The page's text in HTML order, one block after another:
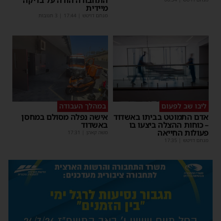
מיידית
מנחם דויטש |
17:44
ליבו שב לפעום
אדם התמוטט בביתו באשדוד
– כוחות ההצלה ביצעו בו
פעולות החייאה
מנחם דויטש |
17:35
במהלך העבודה
אישה נפלה מסולם במחסן
באשדוד
משה קאהן |
17:31